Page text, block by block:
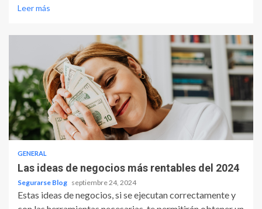
Leer más
GENERAL
Las ideas de negocios más rentables del 2024
Segurarse Blog septiembre 24, 2024
Estas ideas de negocios, si se ejecutan correctamente y